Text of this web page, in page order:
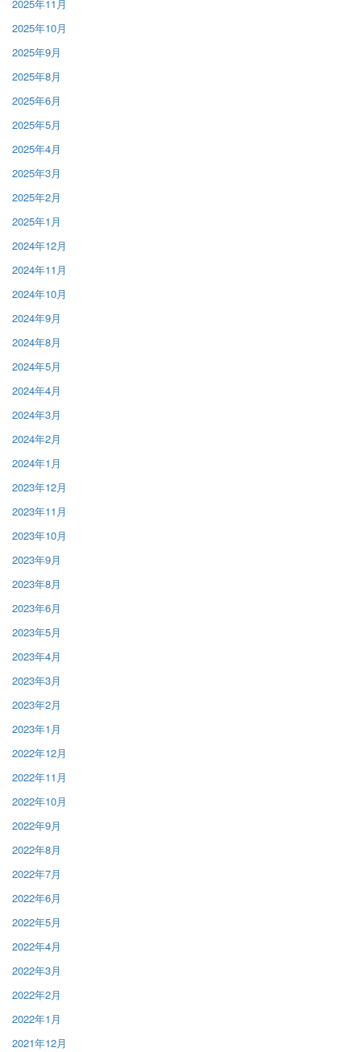
2025年11月
2025年10月
2025年9月
2025年8月
2025年6月
2025年5月
2025年4月
2025年3月
2025年2月
2025年1月
2024年12月
2024年11月
2024年10月
2024年9月
2024年8月
2024年5月
2024年4月
2024年3月
2024年2月
2024年1月
2023年12月
2023年11月
2023年10月
2023年9月
2023年8月
2023年6月
2023年5月
2023年4月
2023年3月
2023年2月
2023年1月
2022年12月
2022年11月
2022年10月
2022年9月
2022年8月
2022年7月
2022年6月
2022年5月
2022年4月
2022年3月
2022年2月
2022年1月
2021年12月